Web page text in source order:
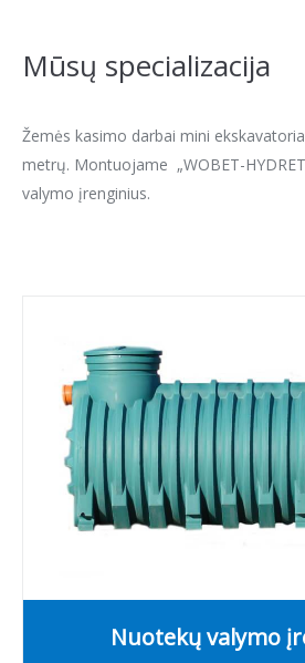
Mūsų specializacija
Žemės kasimo darbai mini
metrų. Montuojame „WOBET-
valymo įrenginius.
Nuotekų valymo